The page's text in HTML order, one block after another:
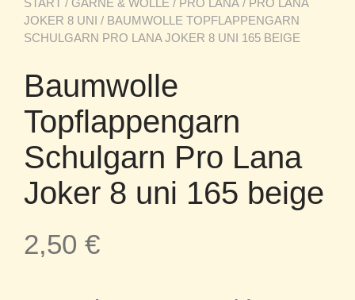
START / GARNE & WOLLE / PRO LANA / PRO LANA
JOKER 8 UNI / BAUMWOLLE TOPFLAPPENGARN
SCHULGARN PRO LANA JOKER 8 UNI 165 BEIGE
Baumwolle
Topflappengarn
Schulgarn Pro Lana
Joker 8 uni 165 beige
2,50 €